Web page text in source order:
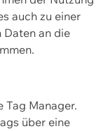
auch zu einer
an die
Tag Manager.
über eine